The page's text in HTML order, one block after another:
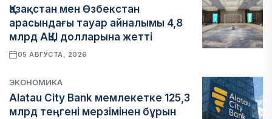
Қазақстан мен Өзбекстан
арасындағы тауар айналымы 4,8
млрд АҚШ долларына жетті
05 АВГУСТА, 2026
ЭКОНОМИКА
Alatau City Bank мемлекетке 125,3
млрд теңгені мерзімінен бұрын